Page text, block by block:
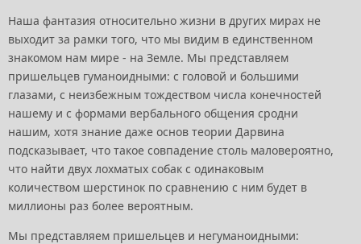
Наша фантазия относительно жизни в других мирах не
выходит за рамки того, что мы видим в единственном
знакомом нам мире - на Земле. Мы представляем
пришельцев гуманоидными: с головой и большими
глазами, с неизбежным тождеством числа конечностей
нашему и с формами вербального общения сродни
нашим, хотя знание даже основ теории Дарвина
подсказывает, что такое совпадение столь маловероятно,
что найти двух лохматых собак с одинаковым
количеством шерстинок по сравнению с ним будет в
миллионы раз более вероятным.
Мы представляем пришельцев и негуманоидными: